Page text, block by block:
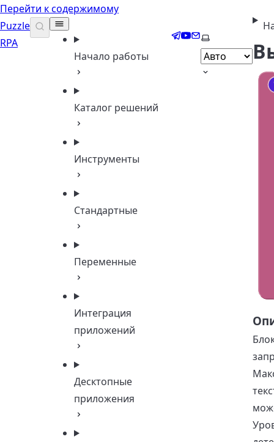
Перейти к содержимому
Puzzle
RPA
Начало работы
Каталог решений
Инструменты
Стандартные
Переменные
Интеграция
приложений
Десктопные
приложения
Telegram
YouTube
EmailВыберите тему